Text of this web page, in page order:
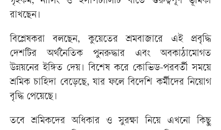
রাখছেন।
বিশ্লেষকরা বলছেন, কুয়েতের শ্রমবাজারে এই প্রবৃদ্ধি
দেশটির অর্থনৈতিক পুনরুদ্ধার এবং অবকাঠামোগত
উন্নয়নের ইঙ্গিত দেয়। বিশেষ করে কোভিড-পরবর্তী সময়ে
শ্রমিক চাহিদা বেড়েছে, যার ফলে বিদেশি কর্মীদের নিয়োগ
বৃদ্ধি পেয়েছে।
তবে শ্রমিকদের অধিকার ও সুরক্ষা নিয়ে এখনো কিছু